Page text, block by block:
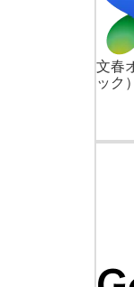
文春
ック）